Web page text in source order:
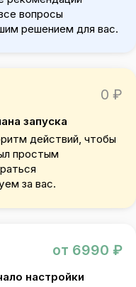
вопросы
решением для вас.
0 ₽
запуска
действий, чтобы
простым
за вас.
от 6990 ₽
настройки